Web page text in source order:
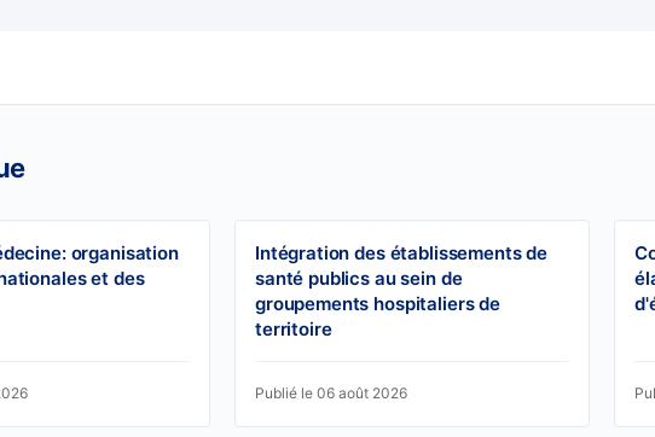
organisation
et des
Intégration des établissements de
santé publics au sein de
groupements hospitaliers de
territoire
Publié le 06 août 2026